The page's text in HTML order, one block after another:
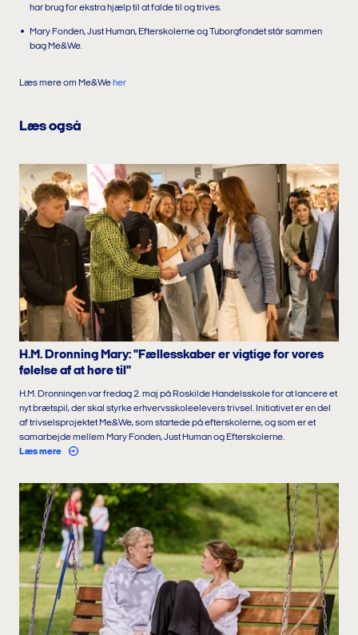
har brug for ekstra hjælp til at falde til og trives.
Mary Fonden, Just Human, Efterskolerne og Tuborgfondet står sammen
bag Me&We.
Læs mere om Me&We her
Læs også
H.M. Dronning Mary: "Fællesskaber er vigtige for vores
følelse af at høre til"
H.M. Dronningen var fredag 2. maj på Roskilde Handelsskole for at lancere et
nyt brætspil, der skal styrke erhvervsskoleelevers trivsel. Initiativet er en del
af trivselsprojektet Me&We, som startede på efterskolerne, og som er et
samarbejde mellem Mary Fonden, Just Human og Efterskolerne.
Læs mere